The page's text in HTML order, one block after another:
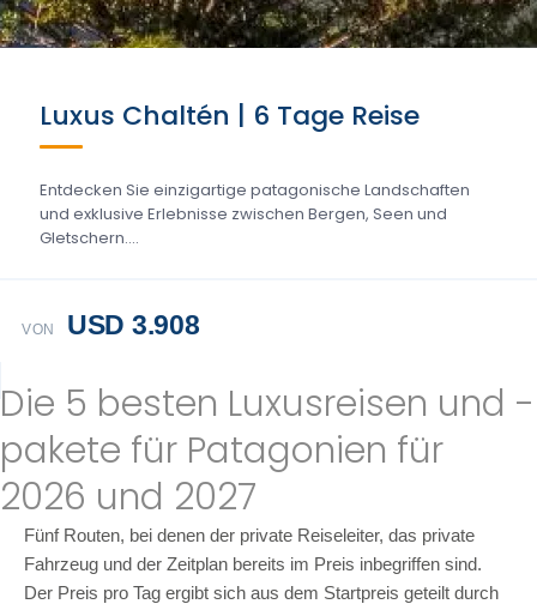
Luxus Chaltén | 6 Tage Reise
Entdecken Sie einzigartige patagonische Landschaften
und exklusive Erlebnisse zwischen Bergen, Seen und
Gletschern....
VON USD 3.908
Die 5 besten Luxusreisen und -
pakete für Patagonien für
2026 und 2027
Fünf Routen, bei denen der private Reiseleiter, das private
Fahrzeug und der Zeitplan bereits im Preis inbegriffen sind.
Der Preis pro Tag ergibt sich aus dem Startpreis geteilt durch